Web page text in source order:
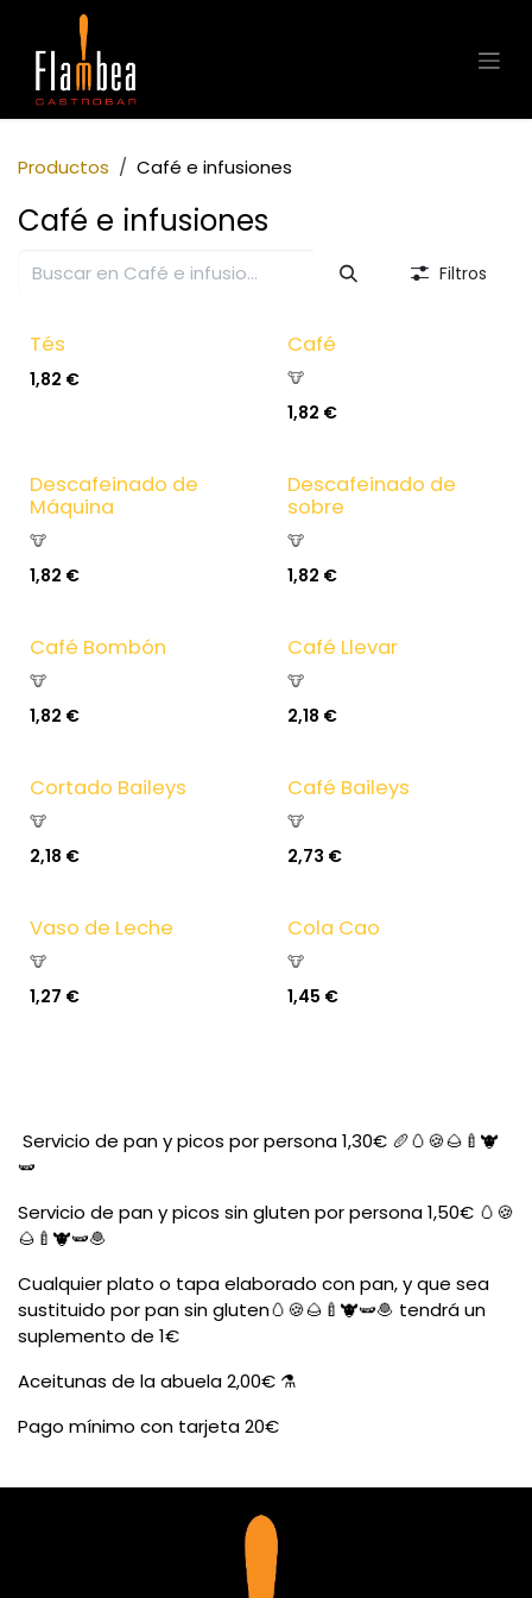
Ir al contenido
Productos Café e infusiones
Café e infusiones
Filtros
Tés
1,82 €
Café
🐮
1,82 €
Descafeinado de
Máquina
🐮
1,82 €
Descafeinado de
sobre
🐮
1,82 €
Café Bombón
🐮
1,82 €
Café Llevar
🐮
2,18 €
Cortado Baileys
🐮
2,18 €
Café Baileys
🐮
2,73 €
Vaso de Leche
🐮
1,27 €
Cola Cao
🐮
1,45 €
Servicio de pan y picos por persona 1,30€ 🥖🥚🍪️🌰🍼🐮
🫛
Servicio de pan y picos sin gluten por persona 1,50€ 🥚🍪️
🌰🍼🐮🫛🧆
Cualquier plato o tapa elaborado con pan, y que sea
sustituido por pan sin gluten🥚🍪️🌰🍼🐮🫛🧆 tendrá un
suplemento de 1€
Aceitunas de la abuela 2,00€ ⚗️
Pago mínimo con tarjeta 20€